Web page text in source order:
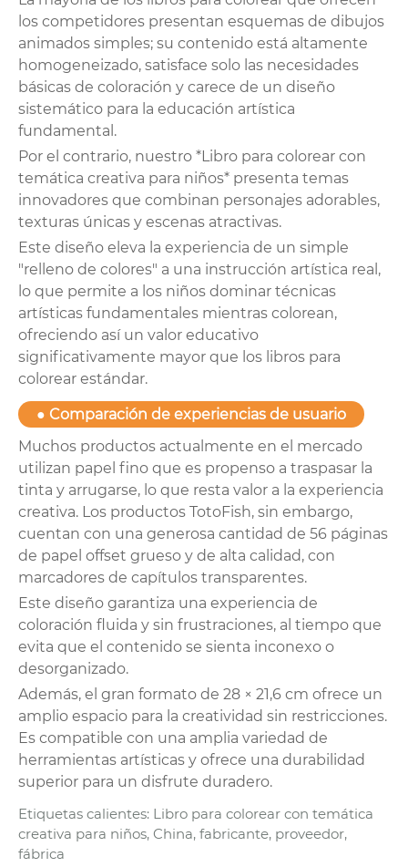
los competidores presentan esquemas de dibujos
animados simples; su contenido está altamente
homogeneizado, satisface solo las necesidades
básicas de coloración y carece de un diseño
sistemático para la educación artística
fundamental.
Por el contrario, nuestro *Libro para colorear con
temática creativa para niños* presenta temas
innovadores que combinan personajes adorables,
texturas únicas y escenas atractivas.
Este diseño eleva la experiencia de un simple
"relleno de colores" a una instrucción artística real,
lo que permite a los niños dominar técnicas
artísticas fundamentales mientras colorean,
ofreciendo así un valor educativo
significativamente mayor que los libros para
colorear estándar.
● Comparación de experiencias de usuario
Muchos productos actualmente en el mercado
utilizan papel fino que es propenso a traspasar la
tinta y arrugarse, lo que resta valor a la experiencia
creativa. Los productos TotoFish, sin embargo,
cuentan con una generosa cantidad de 56 páginas
de papel offset grueso y de alta calidad, con
marcadores de capítulos transparentes.
Este diseño garantiza una experiencia de
coloración fluida y sin frustraciones, al tiempo que
evita que el contenido se sienta inconexo o
desorganizado.
Además, el gran formato de 28 × 21,6 cm ofrece un
amplio espacio para la creatividad sin restricciones.
Es compatible con una amplia variedad de
herramientas artísticas y ofrece una durabilidad
superior para un disfrute duradero.
Etiquetas calientes: Libro para colorear con temática
creativa para niños, China, fabricante, proveedor,
fábrica